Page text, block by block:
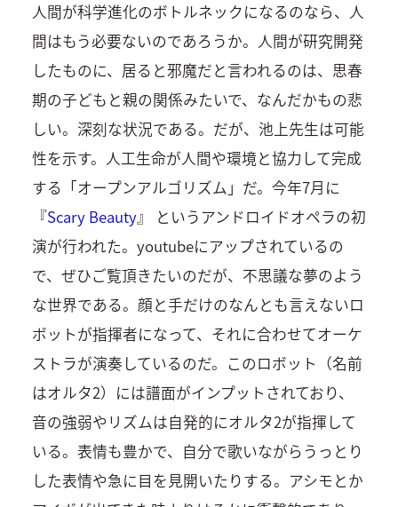
人間が科学進化のボトルネックになるのなら、人
間はもう必要ないのであろうか。人間が研究開発
したものに、居ると邪魔だと言われるのは、思春
期の子どもと親の関係みたいで、なんだかもの悲
しい。深刻な状況である。だが、池上先生は可能
性を示す。人工生命が人間や環境と協力して完成
する「オープンアルゴリズム」だ。今年7月に
『Scary Beauty』 というアンドロイドオペラの初
演が行われた。youtubeにアップされているの
で、ぜひご覧頂きたいのだが、不思議な夢のよう
な世界である。顔と手だけのなんとも言えないロ
ボットが指揮者になって、それに合わせてオーケ
ストラが演奏しているのだ。このロボット（名前
はオルタ2）には譜面がインプットされており、
音の強弱やリズムは自発的にオルタ2が指揮して
いる。表情も豊かで、自分で歌いながらうっとり
した表情や急に目を見開いたりする。アシモとか